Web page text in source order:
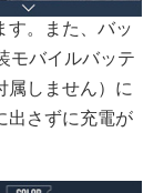
。また、バッ
モバイルバッテ
属しません）に
出さずに充電が